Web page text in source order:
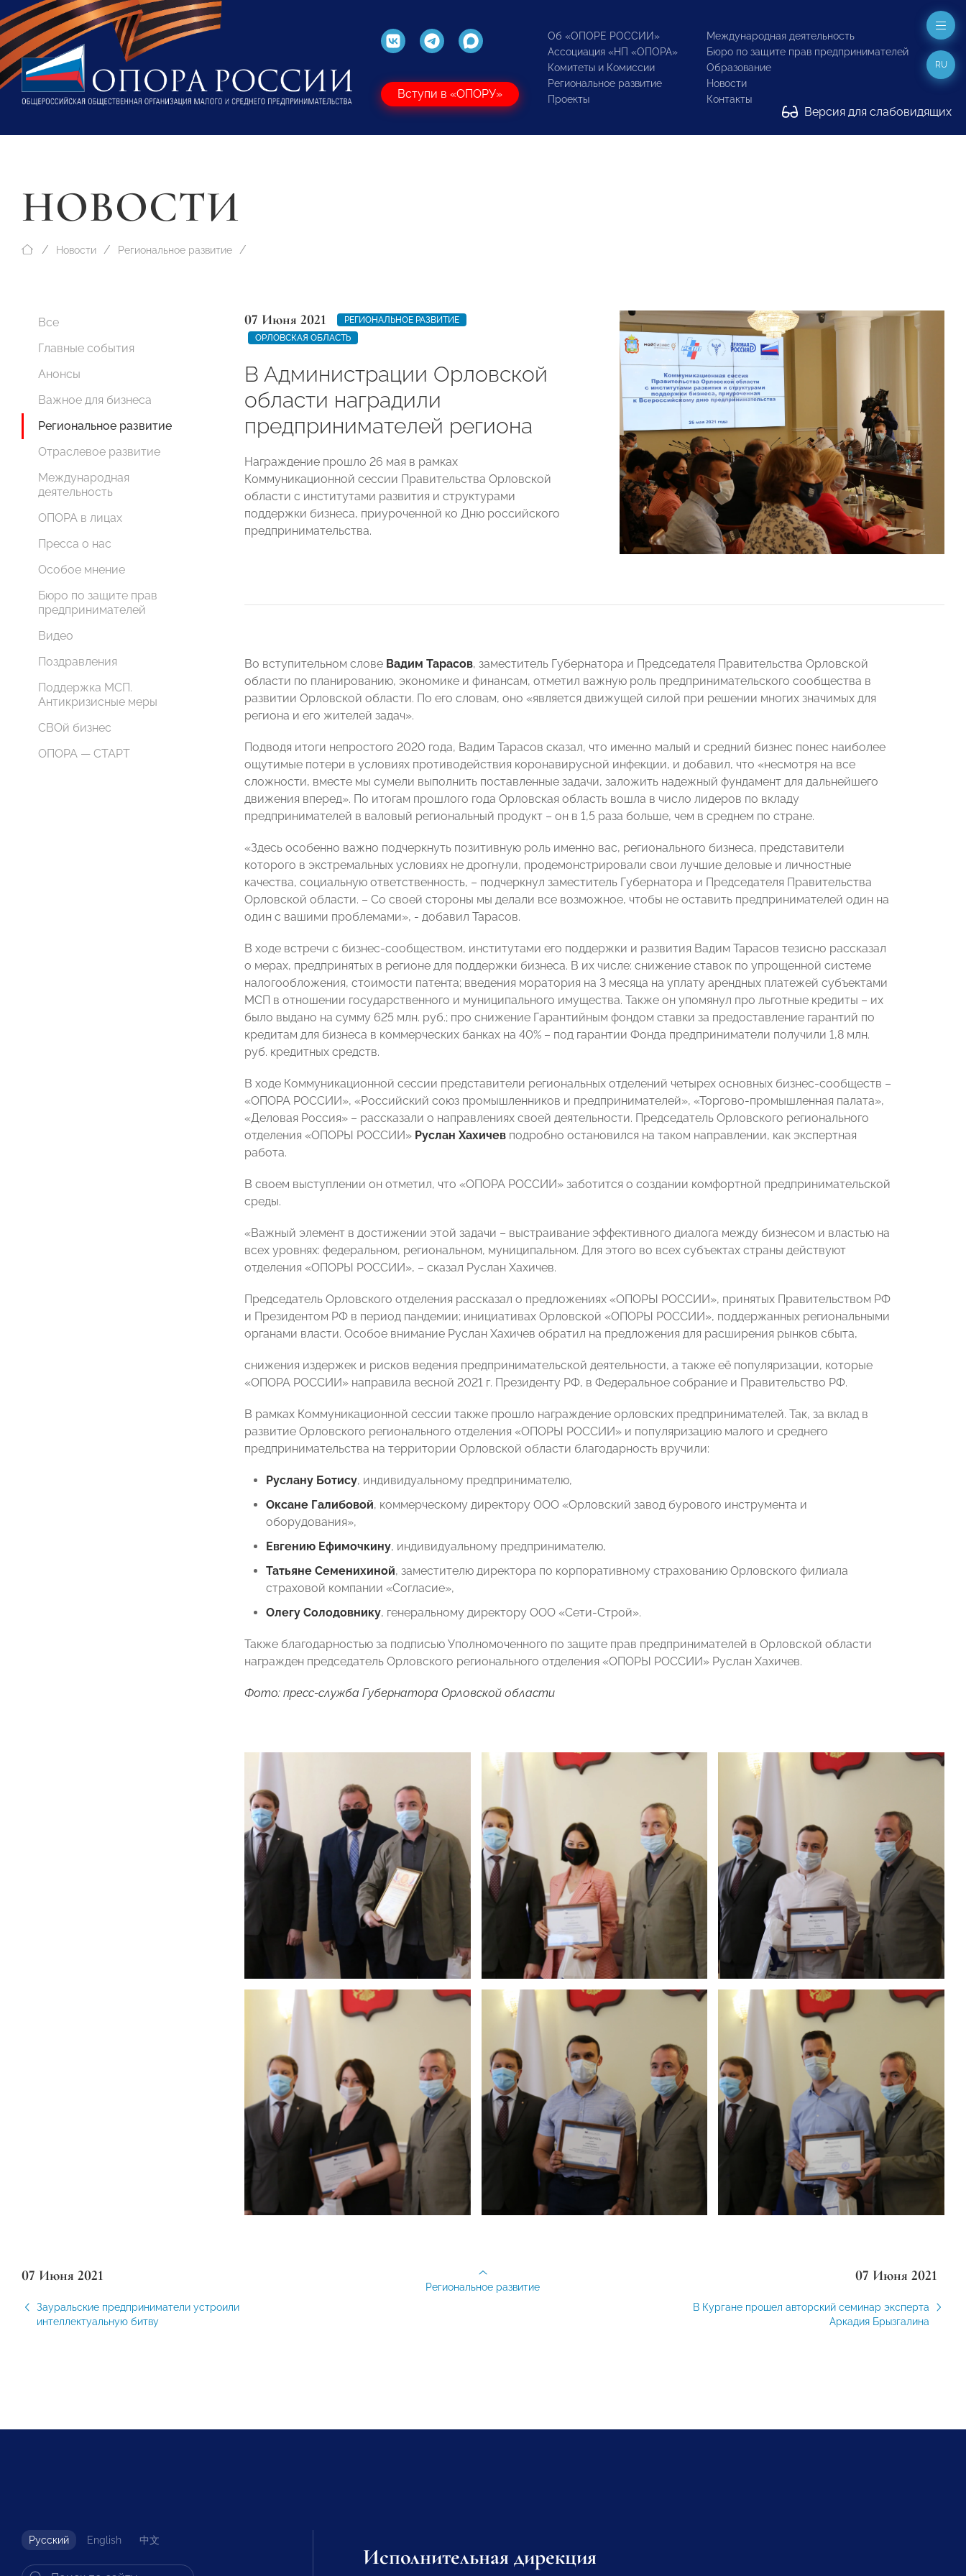
Вступи в «ОПОРУ»
Об «ОПОРЕ РОССИИ»
Ассоциация «НП «ОПОРА»
Комитеты и Комиссии
Региональное развитие
Проекты
Международная деятельность
Бюро по защите прав предпринимателей
Образование
Новости
Контакты
Версия для слабовидящих
RU
НОВОСТИ
Новости Региональное развитие
Все
Главные события
Анонсы
Важное для бизнеса
Региональное развитие
Отраслевое развитие
Международная
деятельность
ОПОРА в лицах
Пресса о нас
Особое мнение
Бюро по защите прав
предпринимателей
Видео
Поздравления
Поддержка МСП.
Антикризисные меры
СВОй бизнес
ОПОРА — СТАРТ
07 Июня 2021
РЕГИОНАЛЬНОЕ РАЗВИТИЕ
ОРЛОВСКАЯ ОБЛАСТЬ
В Администрации Орловской
области наградили
предпринимателей региона
Награждение прошло 26 мая в рамках
Коммуникационной сессии Правительства Орловской
области с институтами развития и структурами
поддержки бизнеса, приуроченной ко Дню российского
предпринимательства.
Во вступительном слове Вадим Тарасов, заместитель Губернатора и Председателя Правительства Орловской
области по планированию, экономике и финансам, отметил важную роль предпринимательского сообщества в
развитии Орловской области. По его словам, оно «является движущей силой при решении многих значимых для
региона и его жителей задач».
Подводя итоги непростого 2020 года, Вадим Тарасов сказал, что именно малый и средний бизнес понес наиболее
ощутимые потери в условиях противодействия коронавирусной инфекции, и добавил, что «несмотря на все
сложности, вместе мы сумели выполнить поставленные задачи, заложить надежный фундамент для дальнейшего
движения вперед». По итогам прошлого года Орловская область вошла в число лидеров по вкладу
предпринимателей в валовый региональный продукт – он в 1,5 раза больше, чем в среднем по стране.
«Здесь особенно важно подчеркнуть позитивную роль именно вас, регионального бизнеса, представители
которого в экстремальных условиях не дрогнули, продемонстрировали свои лучшие деловые и личностные
качества, социальную ответственность, – подчеркнул заместитель Губернатора и Председателя Правительства
Орловской области. – Со своей стороны мы делали все возможное, чтобы не оставить предпринимателей один на
один с вашими проблемами», - добавил Тарасов.
В ходе встречи с бизнес-сообществом, институтами его поддержки и развития Вадим Тарасов тезисно рассказал
о мерах, предпринятых в регионе для поддержки бизнеса. В их числе: снижение ставок по упрощенной системе
налогообложения, стоимости патента; введения моратория на 3 месяца на уплату арендных платежей субъектами
МСП в отношении государственного и муниципального имущества. Также он упомянул про льготные кредиты – их
было выдано на сумму 625 млн. руб.; про снижение Гарантийным фондом ставки за предоставление гарантий по
кредитам для бизнеса в коммерческих банках на 40% – под гарантии Фонда предприниматели получили 1,8 млн.
руб. кредитных средств.
В ходе Коммуникационной сессии представители региональных отделений четырех основных бизнес-сообществ –
«ОПОРА РОССИИ», «Российский союз промышленников и предпринимателей», «Торгово-промышленная палата»,
«Деловая Россия» – рассказали о направлениях своей деятельности. Председатель Орловского регионального
отделения «ОПОРЫ РОССИИ» Руслан Хахичев подробно остановился на таком направлении, как экспертная
работа.
В своем выступлении он отметил, что «ОПОРА РОССИИ» заботится о создании комфортной предпринимательской
среды.
«Важный элемент в достижении этой задачи – выстраивание эффективного диалога между бизнесом и властью на
всех уровнях: федеральном, региональном, муниципальном. Для этого во всех субъектах страны действуют
отделения «ОПОРЫ РОССИИ», – сказал Руслан Хахичев.
Председатель Орловского отделения рассказал о предложениях «ОПОРЫ РОССИИ», принятых Правительством РФ
и Президентом РФ в период пандемии; инициативах Орловской «ОПОРЫ РОССИИ», поддержанных региональными
органами власти. Особое внимание Руслан Хахичев обратил на предложения для расширения рынков сбыта,
снижения издержек и рисков ведения предпринимательской деятельности, а также её популяризации, которые
«ОПОРА РОССИИ» направила весной 2021 г. Президенту РФ, в Федеральное собрание и Правительство РФ.
В рамках Коммуникационной сессии также прошло награждение орловских предпринимателей. Так, за вклад в
развитие Орловского регионального отделения «ОПОРЫ РОССИИ» и популяризацию малого и среднего
предпринимательства на территории Орловской области благодарность вручили:
Руслану Ботису, индивидуальному предпринимателю,
Оксане Галибовой, коммерческому директору ООО «Орловский завод бурового инструмента и
оборудования»,
Евгению Ефимочкину, индивидуальному предпринимателю,
Татьяне Семенихиной, заместителю директора по корпоративному страхованию Орловского филиала
страховой компании «Согласие»,
Олегу Солодовнику, генеральному директору ООО «Сети-Строй».
Также благодарностью за подписью Уполномоченного по защите прав предпринимателей в Орловской области
награжден председатель Орловского регионального отделения «ОПОРЫ РОССИИ» Руслан Хахичев.
Фото: пресс-служба Губернатора Орловской области
07 Июня 2021
Зауральские предприниматели устроили
интеллектуальную битву
07 Июня 2021
В Кургане прошел авторский семинар эксперта
Аркадия Брызгалина
Региональное развитие
Русский English 中文
Исполнительная дирекция